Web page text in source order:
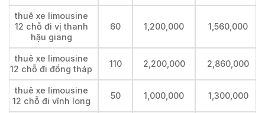
thuê xe limousine
12 chỗ đi vị thanh
hậu giang
60 1,200,000 1,560,000
thuê xe limousine
12 chỗ đi đồng tháp
110 2,200,000 2,860,000
thuê xe limousine
12 chỗ đi vĩnh long
50 1,000,000 1,300,000